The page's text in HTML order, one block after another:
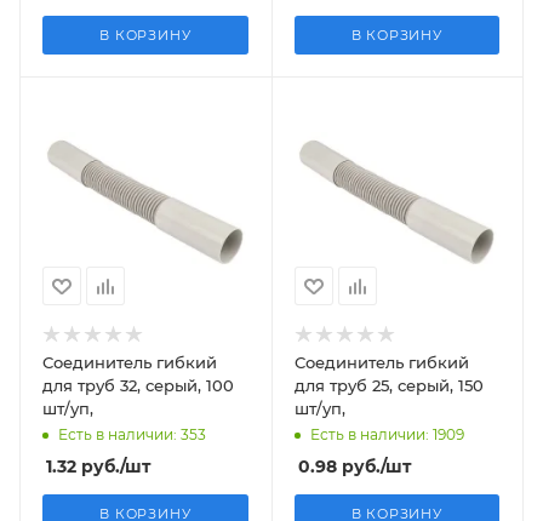
В КОРЗИНУ В КОРЗИНУ
Соединитель гибкий
для труб 32, серый, 100
шт/уп,
Есть в наличии: 353
1.32 руб./шт
В КОРЗИНУ
Соединитель гибкий
для труб 25, серый, 150
шт/уп,
Есть в наличии: 1909
0.98руб./шт
В КОРЗИНУ